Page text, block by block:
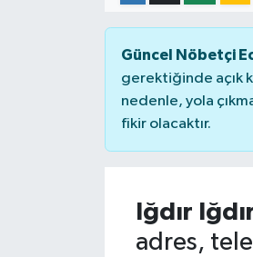
Güncel Nöbetçi
gerektiğinde açık
nedenle, yola
fikir olacaktır.
Iğdır
adres,